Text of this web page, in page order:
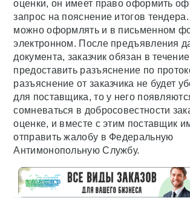
оценки, он имеет право оформить
запрос на пояснение итогов
можно оформлять и в письменном
электронном. После предъявления
документа, заказчик обязан в
предоставить разъяснение по
разъяснение от заказчика не будет
для поставщика, то у него
сомневаться в добросовестности
оценке, и вместе с этим поставщик
отправить жалобу в Федеральную
Антимонопольную Службу.